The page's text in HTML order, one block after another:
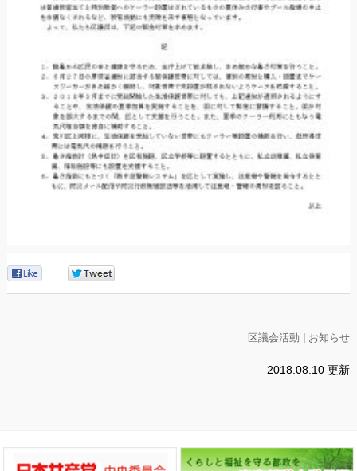
区議会活動 | お知らせ
2018.08.10 更新